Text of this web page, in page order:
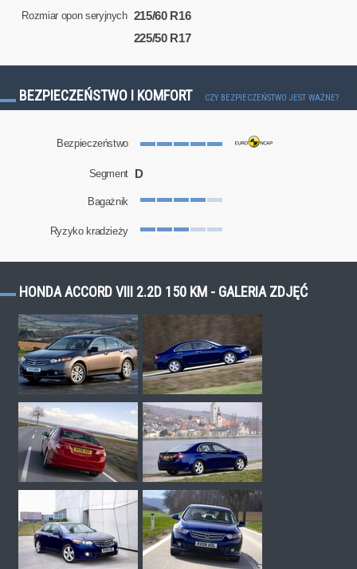
Rozmiar opon seryjnych 215/60 R16
225/50 R17
BEZPIECZEŃSTWO I KOMFORT CZY BEZPIECZEŃSTWO JEST WAŻNE?
Bezpieczeństwo
Segment D
Bagażnik
Ryzyko kradzieży
HONDA ACCORD VIII 2.2D 150 KM - GALERIA ZDJĘĆ